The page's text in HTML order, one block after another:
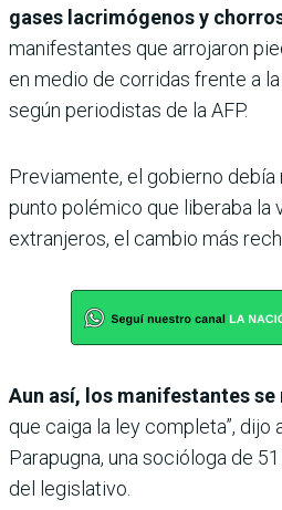
gases lacrimógenos y
manifestantes que arrojaron
en medio de corridas frente a
según periodistas de la AFP.
Previamente, el gobierno
punto polémico que liberaba la
extranjeros, el cambio más
Aun así, los manifestantes
que caiga la ley completa”, dijo
Parapugna, una socióloga de
del legislativo.